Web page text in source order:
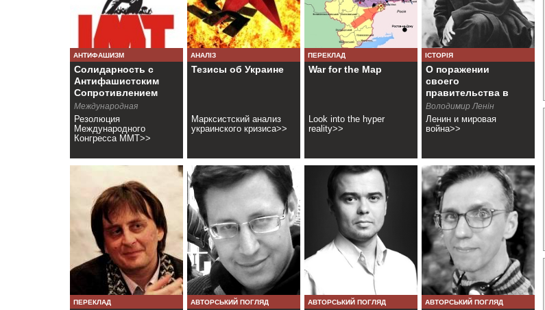
АНТИФАШИЗМ
Солидарность с
Антифашистским
Сопротивлением
Украины
Международная
Марксистская Тенденция
Резолюция
Международного
Конгресса ММТ>>
АНАЛІЗ
Тезисы об Украине
Марксистский анализ
украинского кризиса>>
ПЕРЕКЛАД
War for the Map
Look into the hyper
reality>>
ІСТОРІЯ
О поражении
своего
правительства в
империалистической
войне
Володимир Ленін
Ленин и мировая
война>>
ПЕРЕКЛАД АВТОРСЬКИЙ ПОГЛЯД АВТОРСЬКИЙ ПОГЛЯД АВТОРСЬКИЙ ПОГЛЯД